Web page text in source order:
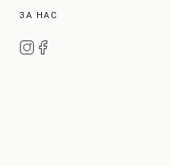
ЗА НАС